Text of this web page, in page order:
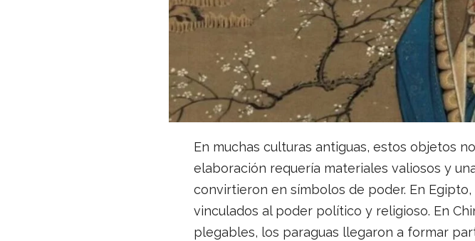
En muchas culturas antiguas, estos objetos
elaboración requería materiales valiosos y
convirtieron en símbolos de poder. En
vinculados al poder político y religioso. En
plegables, los paraguas llegaron a formar